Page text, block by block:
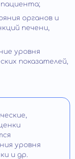
пациента;
органов и
печени,
уровня
показателей,
уровня
и др.